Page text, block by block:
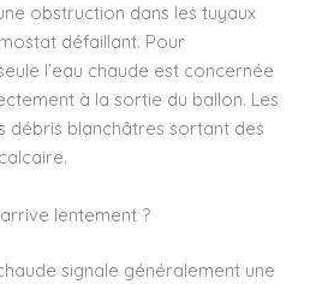
obstruction dans les tuyaux
défaillant. Pour
l’eau chaude est concernée
à la sortie du ballon. Les
débris blanchâtres sortant des
lentement ?
signale généralement une